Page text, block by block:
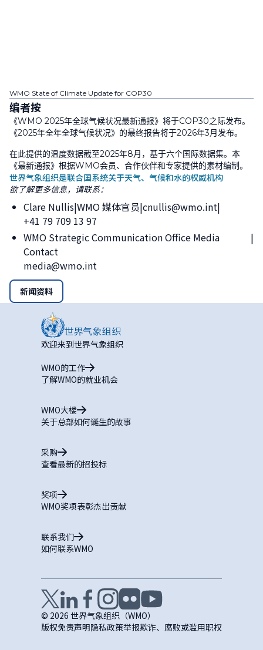
WMO State of Climate Update for COP30
编者按
《WMO 2025年全球气候状况最新通报》将于COP30之际发布。
《2025年全年全球气候状况》的最终报告将于2026年3月发布。
在此提供的温度数据截至2025年8月，基于六个国际数据集。本
《最新通报》根据WMO会员、合作伙伴和专家提供的素材编制。
世界气象组织是联合国系统关于天气、气候和水的权威机构
欲了解更多信息，请联系：
Clare Nullis WMO 媒体官员 cnullis@wmo.int
+41 79 709 13 97
WMO Strategic Communication Office Media
Contact
media@wmo.int
新闻资料
欢迎来到世界气象组织
WMO的工作
了解WMO的就业机会
WMO大楼
关于总部如何诞生的故事
采购
查看最新的招投标
奖项
WMO奖项表彰杰出贡献
联系我们
如何联系WMO
© 2026 世界气象组织（WMO）
版权免责声明隐私政策举报欺诈、腐败或滥用职权